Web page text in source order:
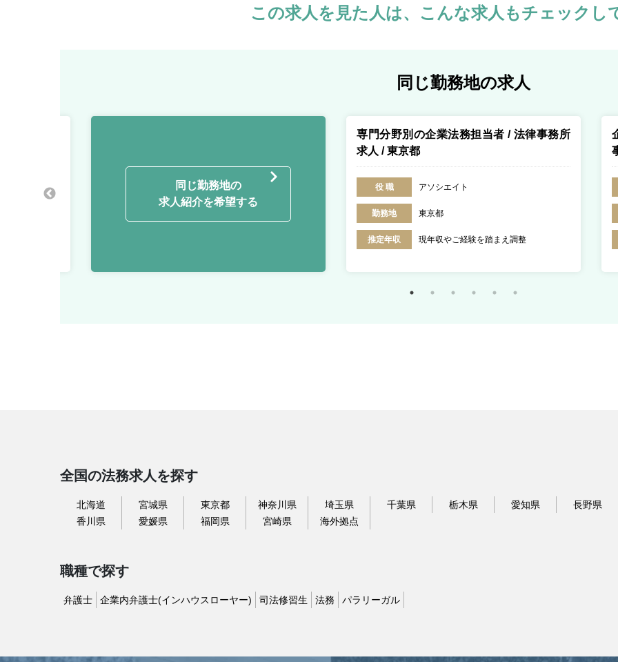
この求人を見た人は、 こんな求人もチェックし
同じ勤務地の求人
同じ勤務地の
求人紹介を希望する
専門分野別の企業法務担当者 / 法律事務所
求人 / 東京都
役 職 アソシエイト
勤務地 東京都
推定年収 現年収やご経験を踏まえ調整
全国の法務求人を探す
北海道 宮城県 東京都 神奈川県 埼玉県 千葉県 栃木県 愛知県
長野県
香川県
愛媛県 福岡県 宮崎県 海外拠点
職種で探す
弁護士 企業内弁護士(インハウスローヤー) 司法修習生 法務 パラリーガル